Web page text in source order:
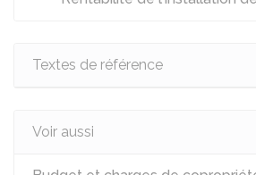
Textes de référence
Voir aussi